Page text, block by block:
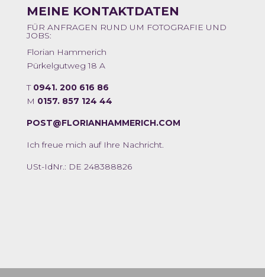
MEINE KONTAKTDATEN
FÜR ANFRAGEN RUND UM FOTOGRAFIE UND
JOBS:
Florian Hammerich
Pürkelgutweg 18 A
T 0941. 200 616 86
M 0157. 857 124 44
POST@FLORIANHAMMERICH.COM
Ich freue mich auf Ihre Nachricht.
USt-IdNr.: DE 248388826